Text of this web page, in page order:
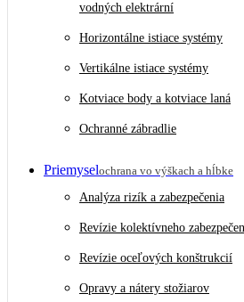
vodných elektrární
Horizontálne istiace systémy
Vertikálne istiace systémy
Kotviace body a kotviace laná
Ochranné zábradlie
Priemyselochrana vo výškach a hĺbke
Analýza rizík a zabezpečenia
Revízie kolektívneho
Revízie oceľových konštrukcií
Opravy a nátery stožiarov